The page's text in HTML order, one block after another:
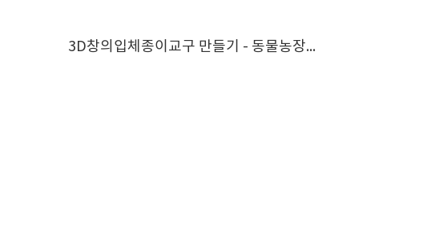
3D창의입체종이교구 만들기 - 동물농장편